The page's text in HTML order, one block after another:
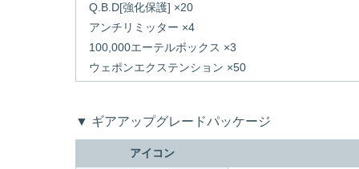
Q.B.D[強化保護] ×20
アンチリミッター ×4
100,000エーテルボックス ×3
ウェポンエクステンション ×50
▼ ギアアップグレードパッケージ
アイコン